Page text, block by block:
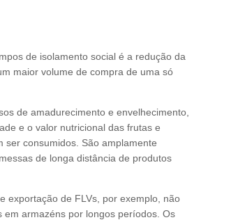
de isolamento social é a redução da
maior volume de compra de uma só
de amadurecimento e envelhecimento,
e o valor nutricional das frutas e
ser consumidos. São amplamente
de longa distância de produtos
exportação de FLVs, por exemplo, não
armazéns por longos períodos. Os